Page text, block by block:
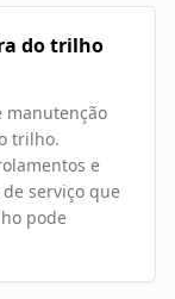
do trilho
manutenção
trilho.
e
serviço que
pode